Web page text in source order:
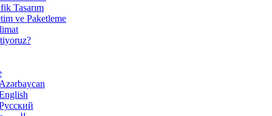
Tasarım
ve Paketleme
Azərbaycan